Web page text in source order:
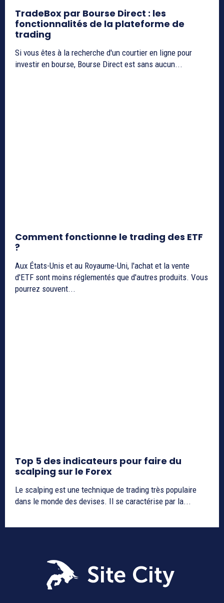
TradeBox par Bourse Direct : les
fonctionnalités de la plateforme de
trading
Si vous êtes à la recherche d'un courtier en ligne pour
investir en bourse, Bourse Direct est sans aucun...
Comment fonctionne le trading des ETF
?
Aux États-Unis et au Royaume-Uni, l'achat et la vente
d'ETF sont moins réglementés que d'autres produits. Vous
pourrez souvent...
Top 5 des indicateurs pour faire du
scalping sur le Forex
Le scalping est une technique de trading très populaire
dans le monde des devises. Il se caractérise par la...